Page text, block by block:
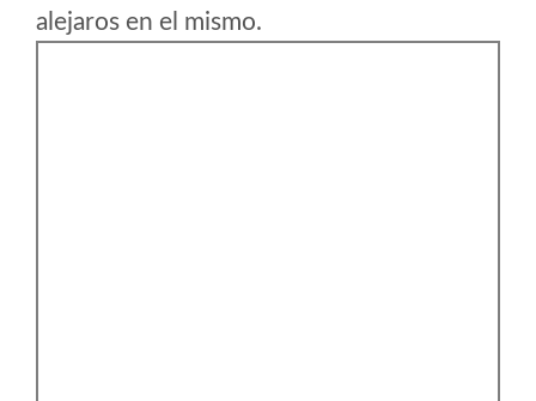
alejaros en el mismo.